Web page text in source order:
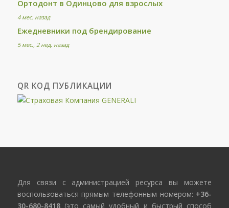
Ортодонт в Одинцово для взрослых
4 мес. назад
Ежедневники под брендирование
5 мес., 2 нед. назад
QR КОД ПУБЛИКАЦИИ
Для связи с администрацией ресурса вы можете
воспользоваться прямым телефонным номером: +36-
30-680-8418(это самый удобный и быстрый способ